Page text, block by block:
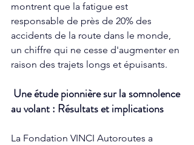
montrent que la fatigue est
responsable de près de 20% des
accidents de la route dans le monde,
un chiffre qui ne cesse d'augmenter en
raison des trajets longs et épuisants.
Une étude pionnière sur la somnolence
au volant : Résultats et implications
La Fondation VINCI Autoroutes a